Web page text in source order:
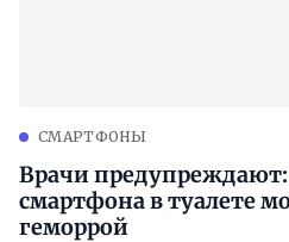
CМАРТФОНЫ
Врачи предупреждают:
смартфона в туалете
геморрой